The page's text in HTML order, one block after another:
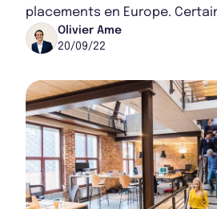
placements en Europe.
d’investir partiellement ou en
Allemag...
Olivier Ame
20/09/22